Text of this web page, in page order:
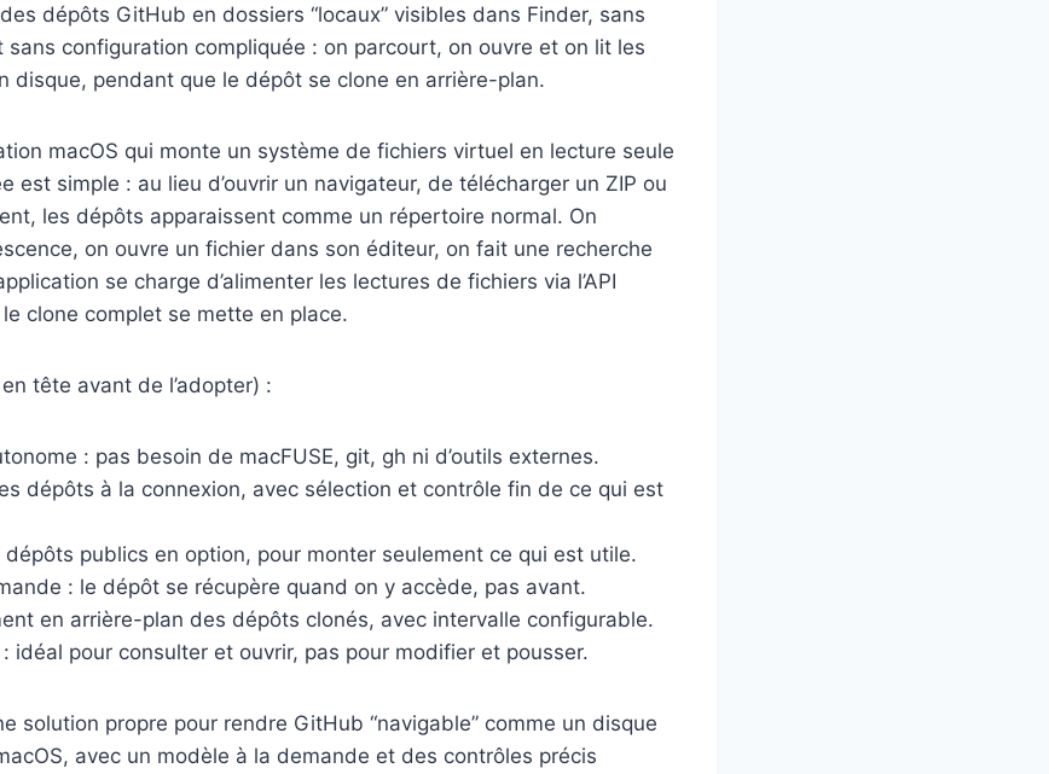
dépôts GitHub en dossiers “locaux” visibles dans Finder, sans
sans configuration compliquée : on parcourt, on ouvre et on lit les
disque, pendant que le dépôt se clone en arrière-plan.
macOS qui monte un système de fichiers virtuel en lecture seule
est simple : au lieu d’ouvrir un navigateur, de télécharger un ZIP ou
les dépôts apparaissent comme un répertoire normal. On
on ouvre un fichier dans son éditeur, on fait une recherche
se charge d’alimenter les lectures de fichiers via l’API
clone complet se mette en place.
tête avant de l’adopter) :
: pas besoin de macFUSE, git, gh ni d’outils externes.
dépôts à la connexion, avec sélection et contrôle fin de ce qui est
dépôts publics en option, pour monter seulement ce qui est utile.
: le dépôt se récupère quand on y accède, pas avant.
en arrière-plan des dépôts clonés, avec intervalle configurable.
idéal pour consulter et ouvrir, pas pour modifier et pousser.
solution propre pour rendre GitHub “navigable” comme un disque
avec un modèle à la demande et des contrôles précis